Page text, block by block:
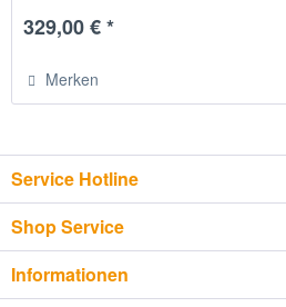
329,00 € *
Merken
Service Hotline
Shop Service
Informationen